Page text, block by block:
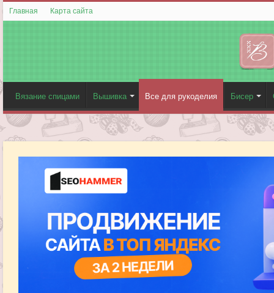
Главная Карта сайта
Вязание спицами Вышивка Все для рукоделия Бисер